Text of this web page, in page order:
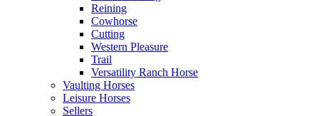
Reining
Cowhorse
Cutting
Western Pleasure
Trail
Versatility Ranch Horse
Vaulting Horses
Leisure Horses
Sellers